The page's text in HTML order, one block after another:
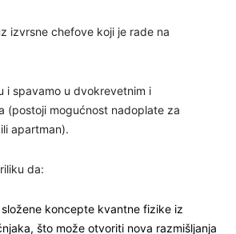
izvrsne chefove koji je rade na
i spavamo u dvokrevetnim i
(postoji mogućnost nadoplate za
apartman).
da:
koncepte kvantne fizike iz
što može otvoriti nova razmišljanja